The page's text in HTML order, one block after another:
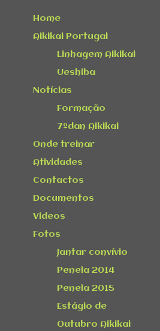
Home
Aikikai Portugal
Linhagem Aikikai
Ueshiba
Notícias
Formação
7ºdan Aikikai
Onde treinar
Atividades
Contactos
Documentos
Videos
Fotos
Jantar convívio
Penela 2014
Penela 2015
Estágio de
Outubro Aikikai